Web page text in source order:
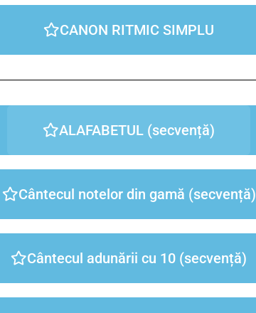
CANON RITMIC SIMPLU
ALAFABETUL (secvență)
Cântecul notelor din gamă (secvență)
Cântecul adunării cu 10 (secvență)